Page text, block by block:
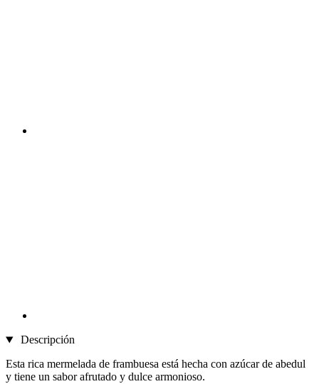
Descripción
Esta rica mermelada de frambuesa está hecha con azúcar de abedul
y tiene un sabor afrutado y dulce armonioso.